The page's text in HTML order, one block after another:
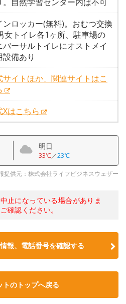
ンロッカー(無料)。おむつ交換
女トイレ各1ヶ所、駐車場の
バーサルトイレにオストメイ
設備あり
サイトほか、関連サイトはこ
Xはこちら
明日
33℃／23℃
提供元：株式会社ライフビジネスウェザー
止になっている場合がありま
確認ください。
報、電話番号を確認する
トのトップへ戻る